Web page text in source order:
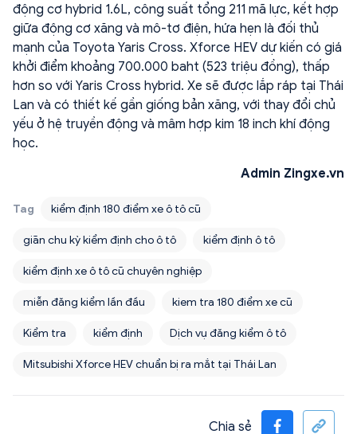
động cơ hybrid 1.6L, công suất tổng 211 mã lực, kết hợp
giữa động cơ xăng và mô-tơ điện, hứa hẹn là đối thủ
mạnh của Toyota Yaris Cross. Xforce HEV dự kiến có giá
khởi điểm khoảng 700.000 baht (523 triệu đồng), thấp
hơn so với Yaris Cross hybrid. Xe sẽ được lắp ráp tại Thái
Lan và có thiết kế gần giống bản xăng, với thay đổi chủ
yếu ở hệ truyền động và mâm hợp kim 18 inch khí động
học.
Admin Zingxe.vn
Tag kiểm định 180 điểm xe ô tô cũ
giãn chu kỳ kiểm định cho ô tô kiểm định ô tô
kiểm định xe ô tô cũ chuyên nghiệp
miễn đăng kiểm lần đầu kiem tra 180 điểm xe cũ
Kiểm tra kiểm định Dịch vụ đăng kiểm ô tô
Mitsubishi Xforce HEV chuẩn bị ra mắt tại Thái Lan
Chia sẻ